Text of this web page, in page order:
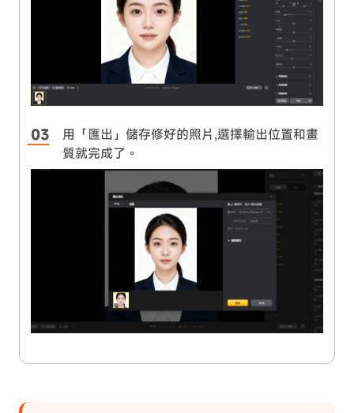
用「匯出」儲存修好的照片,選擇輸出位置和畫
質就完成了。